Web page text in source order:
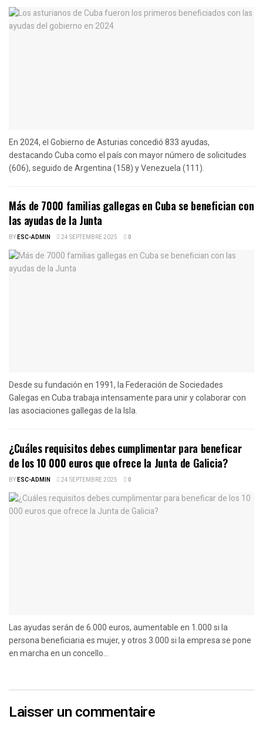
En 2024, el Gobierno de Asturias concedió 833 ayudas,
destacando Cuba como el país con mayor número de solicitudes
(606), seguido de Argentina (158) y Venezuela (111).
Más de 7000 familias gallegas en Cuba se benefician con
las ayudas de la Junta
BYESC-ADMIN 24 SEPTEMBRE 2025 0
Desde su fundación en 1991, la Federación de Sociedades
Galegas en Cuba trabaja intensamente para unir y colaborar con
las asociaciones gallegas de la Isla.
¿Cuáles requisitos debes cumplimentar para beneficar
de los 10 000 euros que ofrece la Junta de Galicia?
BYESC-ADMIN 24 SEPTEMBRE 2025 0
Las ayudas serán de 6.000 euros, aumentable en 1.000 si la
persona beneficiaria es mujer, y otros 3.000 si la empresa se pone
en marcha en un concello...
Laisser un commentaire